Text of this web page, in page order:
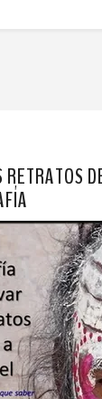
RETRATOS